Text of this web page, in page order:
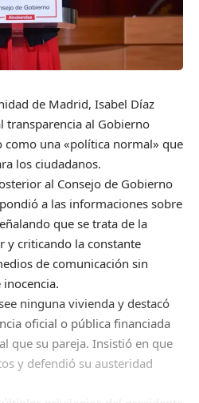
de Madrid, Isabel Díaz
transparencia al Gobierno
como una «política normal» que
los ciudadanos.
al Consejo de Gobierno
a las informaciones sobre
que se trata de la
y criticando la constante
de comunicación sin
ninguna vivienda y destacó
oficial o pública financiada
que su pareja. Insistió en que
y defendió su austeridad